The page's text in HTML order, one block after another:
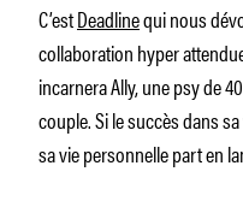
C’estDeadlinequi nous
collaboration hyper
incarnera Ally, une psy de
couple. Si le succès dans
sa vie personnelle part en